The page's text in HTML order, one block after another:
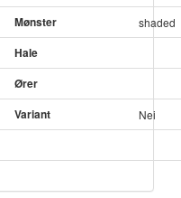
Mønster shaded
Hale
Ører
Variant Nei